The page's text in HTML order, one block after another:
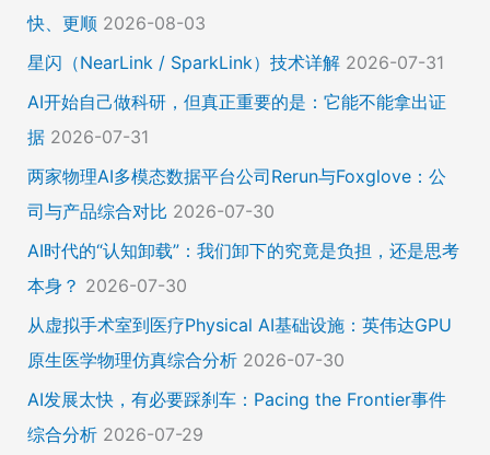
快、更顺 2026-08-03
星闪（NearLink / SparkLink）技术详解 2026-07-31
AI开始自己做科研，但真正重要的是：它能不能拿出证
据 2026-07-31
两家物理AI多模态数据平台公司Rerun与Foxglove：公
司与产品综合对比 2026-07-30
AI时代的“认知卸载”：我们卸下的究竟是负担，还是思考
本身？ 2026-07-30
从虚拟手术室到医疗Physical AI基础设施：英伟达GPU
原生医学物理仿真综合分析 2026-07-30
AI发展太快，有必要踩刹车：Pacing the Frontier事件
综合分析 2026-07-29